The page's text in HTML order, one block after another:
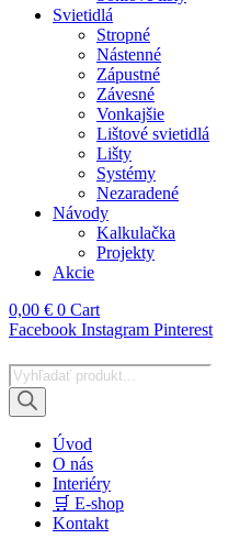
Svietidlá
Stropné
Nástenné
Zápustné
Závesné
Vonkajšie
Lištové svietidlá
Lišty
Systémy
Nezaradené
Návody
Kalkulačka
Projekty
Akcie
0,00 € 0 Cart
Facebook Instagram Pinterest
Products
search
Úvod
O nás
Interiéry
🛒 E-shop
Kontakt